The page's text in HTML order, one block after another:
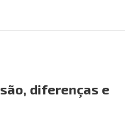
são, diferenças e